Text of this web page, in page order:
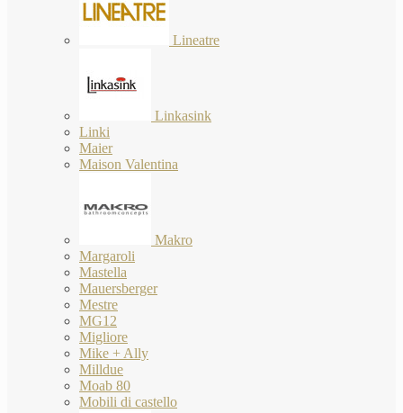
Lineatre
Linkasink
Linki
Maier
Maison Valentina
Makro
Margaroli
Mastella
Mauersberger
Mestre
MG12
Migliore
Mike + Ally
Milldue
Moab 80
Mobili di castello